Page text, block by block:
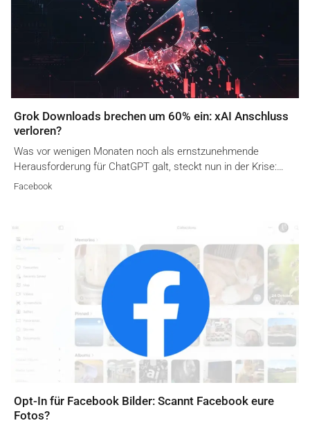
Grok Downloads brechen um 60% ein: xAI Anschluss
verloren?
Was vor wenigen Monaten noch als ernstzunehmende
Herausforderung für ChatGPT galt, steckt nun in der Krise:…
Facebook
Opt-In für Facebook Bilder: Scannt Facebook eure
Fotos?